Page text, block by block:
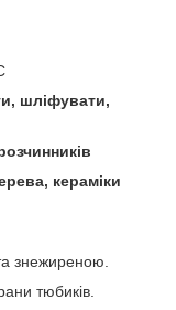
шліфувати,
кераміки
знежиреною.
тюбиків.